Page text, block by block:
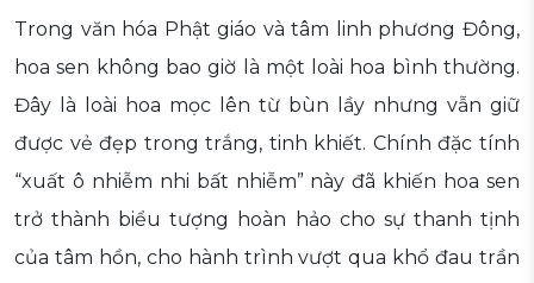
Trong văn hóa Phật giáo và tâm linh phương Đông,
hoa sen không bao giờ là một loài hoa bình thường.
Đây là loài hoa mọc lên từ bùn lầy nhưng vẫn giữ
được vẻ đẹp trong trắng, tinh khiết. Chính đặc tính
“xuất ô nhiễm nhi bất nhiễm” này đã khiến hoa sen
trở thành biểu tượng hoàn hảo cho sự thanh tịnh
của tâm hồn, cho hành trình vượt qua khổ đau trần